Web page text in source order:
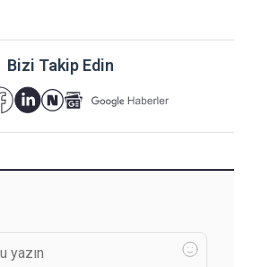
Bizi Takip Edin